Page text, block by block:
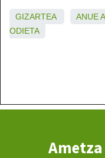
GIZARTEA ANUE
ODIETA